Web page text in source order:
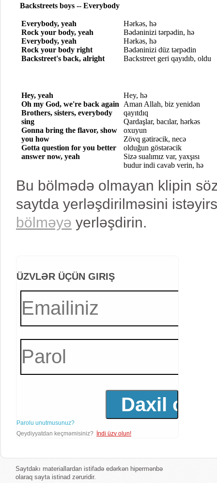
Bu bölmədə olmayan klipin
saytda yerləşdirilməsini
bölməyə yerləşdirin.
ÜZVLƏR ÜÇÜN GIRIŞ
Parolu unutmusunuz?
Qeydiyyatdan keçməmisiniz? İndi üzv olun!
Saytdakı materiallardan istifadə edərkən hipermənbə
olaraq sayta istinad zəruridir.